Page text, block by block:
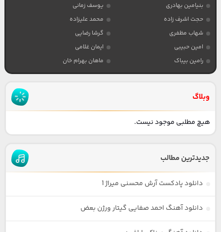
بنیامین بهادری
یوسف زمانی
حجت اشرف زاده
محمد علیزاده
شهاب مظفری
گرشا رضایی
امین حبیبی
ایمان غلامی
رامین بیباک
ماهان بهرام خان
وبلاگ
هیچ مطلبی موجود نیست.
جدیدترین مطالب
دانلود پادکست آرش محسنی میراژ 1
دانلود آهنگ احمد صفایی گیتار ورژن بعض